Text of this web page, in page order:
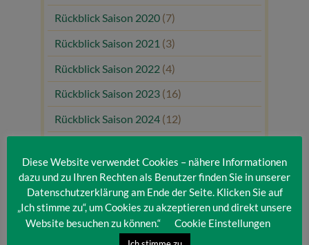
Rückblick Saison 2020 (7)
Rückblick Saison 2021 (3)
Rückblick Saison 2022 (4)
Rückblick Saison 2023 (16)
Rückblick Saison 2024 (12)
Uncategorized(80)
Unsere Gäste(1)
Diese Website verwendet Cookies – nähere Informationen
dazu und zu Ihren Rechten als Benutzer finden Sie in unserer
Datenschutzerklärung am Ende der Seite. Klicken Sie auf
„Ich stimme zu“, um Cookies zu akzeptieren und direkt unsere
Website besuchen zu können.“
Cookie Einstellungen